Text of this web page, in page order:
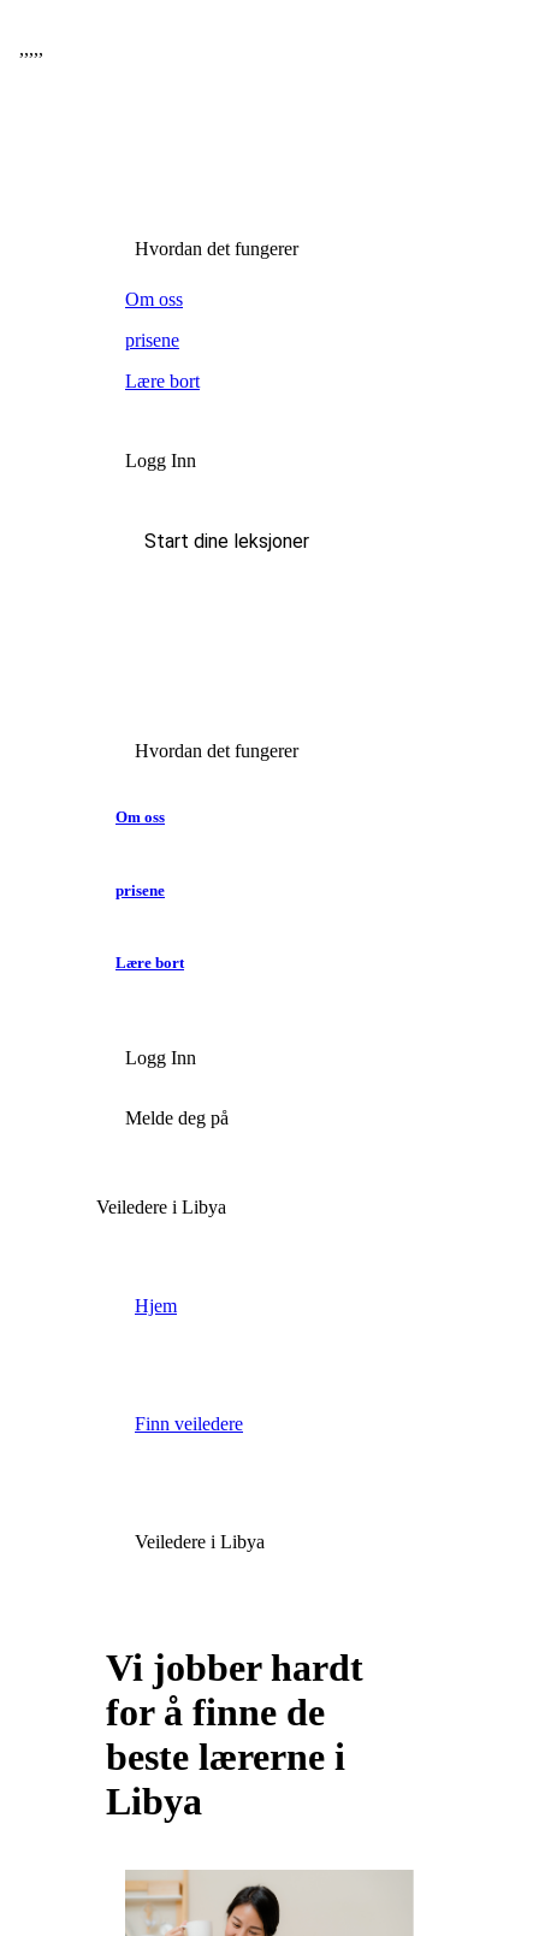
,,,,,
Hvordan det fungerer
Om oss
prisene
Lære bort
Logg Inn
Start dine leksjoner
Hvordan det fungerer
Om oss
prisene
Lære bort
Logg Inn
Melde deg på
Veiledere i Libya
Hjem
Finn veiledere
Veiledere i Libya
Vi jobber hardt
for å finne de
beste lærerne i
Libya